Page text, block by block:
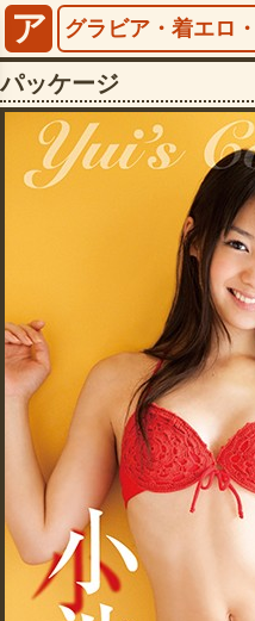
ア グラビア・着エロ
パッケージ